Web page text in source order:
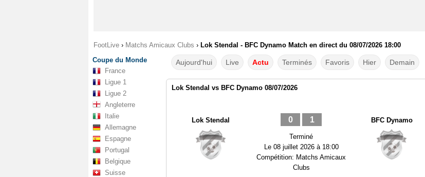
FootLive › Matchs Amicaux Clubs › Lok Stendal - BFC Dynamo Match en direct du 08/07/2026 18:00
Coupe du Monde
France
Ligue 1
Ligue 2
Angleterre
Italie
Allemagne
Espagne
Portugal
Belgique
Suisse
Aujourd'hui Live Actu Terminés Favoris Hier Demain
Lok Stendal vs BFC Dynamo 08/07/2026
Lok Stendal 0 1
Terminé
Le 08 juillet 2026 à 18:00
Compétition: Matchs Amicaux
Clubs
BFC Dynamo